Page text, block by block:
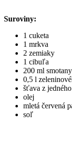
Suroviny:
1 cuketa
1 mrkva
2 zemiaky
1 cibuľa
200 ml
0,5 l
šťava z
olej
mletá červená
soľ